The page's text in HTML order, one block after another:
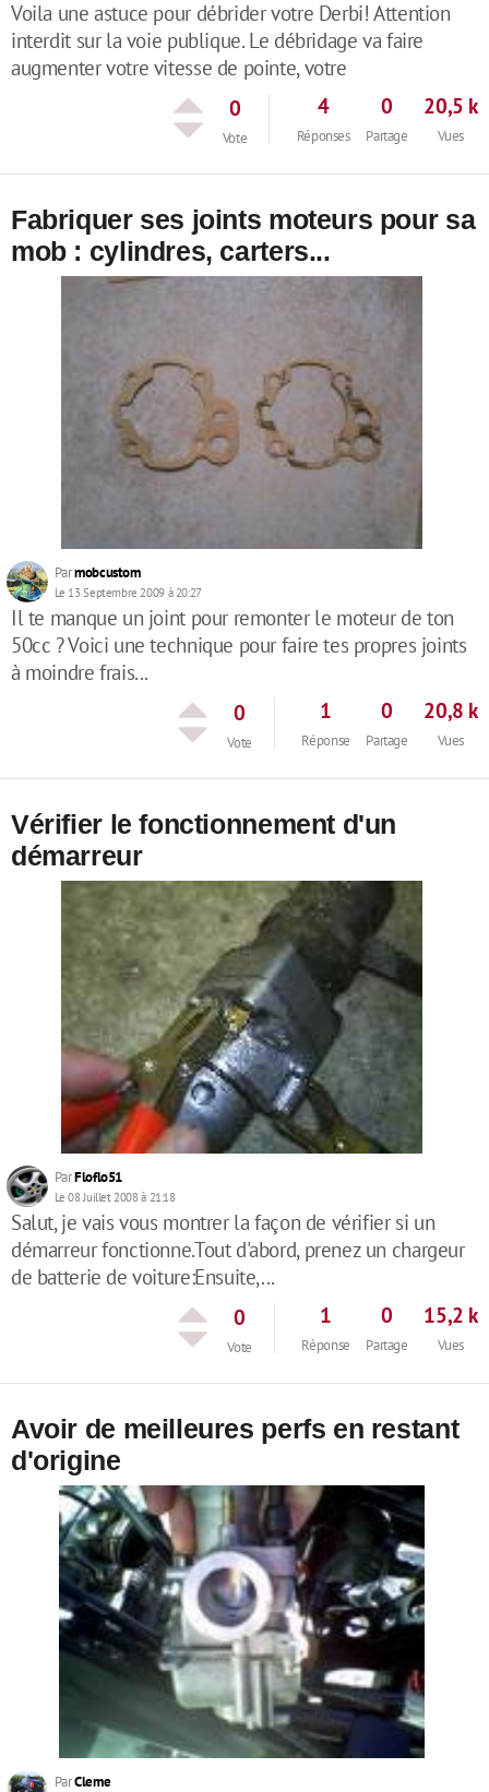
Voila une astuce pour débrider votre Derbi! Attention
interdit sur la voie publique. Le débridage va faire
augmenter votre vitesse de pointe, votre
0
Vote
4
Réponses
0
Partage
20,5 k
Vues
Fabriquer ses joints moteurs pour sa
mob : cylindres, carters...
Parmobcustom
Le 13 Septembre 2009 à 20:27
Il te manque un joint pour remonter le moteur de ton
50cc ? Voici une technique pour faire tes propres joints
à moindre frais...
0
Vote
1
Réponse
0
Partage
20,8 k
Vues
Vérifier le fonctionnement d'un
démarreur
ParFloflo51
Le 08 Juillet 2008 à 21:18
Salut, je vais vous montrer la façon de vérifier si un
démarreur fonctionne.Tout d'abord, prenez un chargeur
de batterie de voiture:Ensuite,...
0
Vote
1
Réponse
0
Partage
15,2 k
Vues
Avoir de meilleures perfs en restant
d'origine
ParCleme